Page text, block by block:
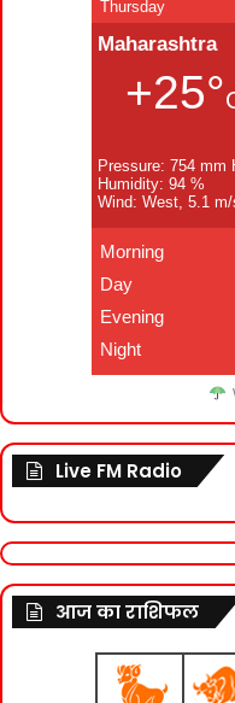
Thursday
Maharashtra
+25°
Pressure: 754 mm
Humidity: 94 %
Wind: West, 5.1 m/
Morning
Day
Evening
Night
Live FM Radio
आज का राशिफल